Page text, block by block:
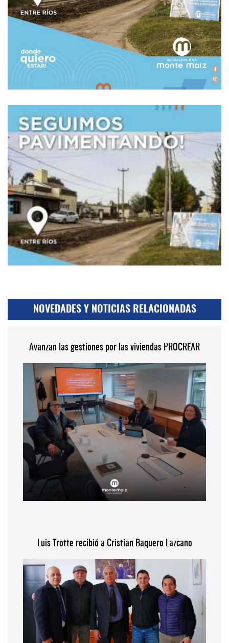
NOVEDADES Y NOTICIAS RELACIONADAS
Avanzan las gestiones por las viviendas PROCREAR
Luis Trotte recibió a Cristian Baquero Lazcano